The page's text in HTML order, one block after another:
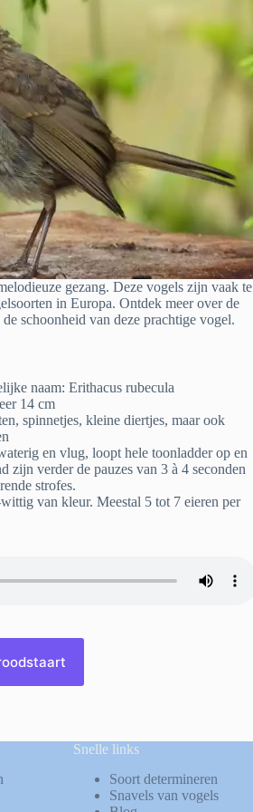
gezang. Deze vogels zijn vaak te
in Europa. Ontdek meer over de
schoonheid van deze prachtige vogel.
naam: Erithacus rubecula
14 cm
spinnetjes, kleine diertjes, maar ook
en vlug, loopt hele toonladder op en
zijn verder de pauzes van 3 à 4 seconden
strofes.
van kleur. Meestal 5 tot 7 eieren per
Snelle links
Soort determineren
Snavels van vogels